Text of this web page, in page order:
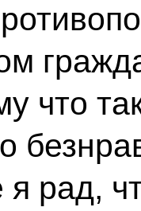
что
рад,